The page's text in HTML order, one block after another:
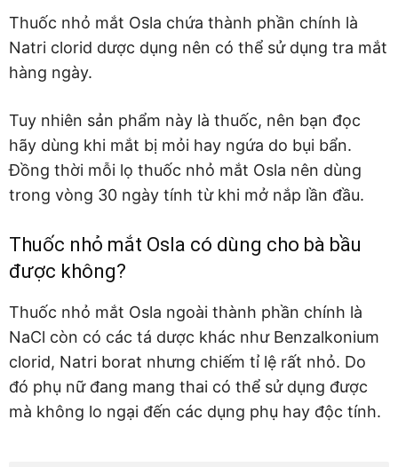
Thuốc nhỏ mắt Osla chứa thành phần chính là
Natri clorid dược dụng nên có thể sử dụng tra mắt
hàng ngày.
Tuy nhiên sản phẩm này là thuốc, nên bạn đọc
hãy dùng khi mắt bị mỏi hay ngứa do bụi bẩn.
Đồng thời mỗi lọ thuốc nhỏ mắt Osla nên dùng
trong vòng 30 ngày tính từ khi mở nắp lần đầu.
Thuốc nhỏ mắt Osla có dùng cho bà bầu
được không?
Thuốc nhỏ mắt Osla ngoài thành phần chính là
NaCl còn có các tá dược khác như Benzalkonium
clorid, Natri borat nhưng chiếm tỉ lệ rất nhỏ. Do
đó phụ nữ đang mang thai có thể sử dụng được
mà không lo ngại đến các dụng phụ hay độc tính.